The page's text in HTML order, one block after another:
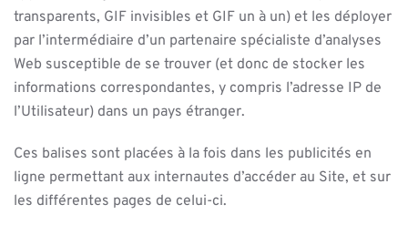
transparents, GIF invisibles et GIF un à un) et les déployer
par l’intermédiaire d’un partenaire spécialiste d’analyses
Web susceptible de se trouver (et donc de stocker les
informations correspondantes, y compris l’adresse IP de
l’Utilisateur) dans un pays étranger.
Ces balises sont placées à la fois dans les publicités en
ligne permettant aux internautes d’accéder au Site, et sur
les différentes pages de celui-ci.